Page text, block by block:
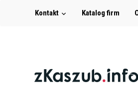
Kontakt Katalog firm